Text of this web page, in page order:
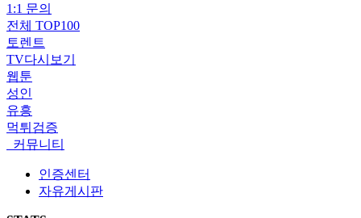
1:1 문의
전체 TOP100
토렌트
TV다시보기
웹툰
성인
유흥
먹튀검증
커뮤니티
인증센터
자유게시판